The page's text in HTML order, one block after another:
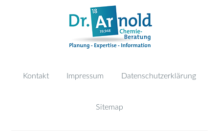
Kontakt Impressum Datenschutzerklärung
Sitemap